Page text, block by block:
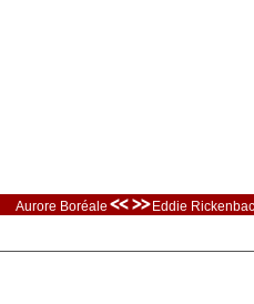
Aurore Boréale << >>Eddie